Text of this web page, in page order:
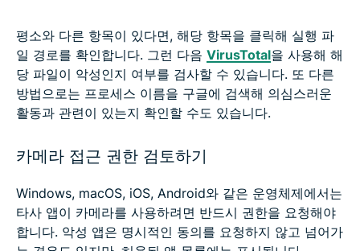
평소와 다른 항목이 있다면, 해당 항목을 클릭해 실행 파
일 경로를 확인합니다. 그런 다음 VirusTotal을 사용해 해
당 파일이 악성인지 여부를 검사할 수 있습니다. 또 다른
방법으로는 프로세스 이름을 구글에 검색해 의심스러운
활동과 관련이 있는지 확인할 수도 있습니다.
카메라 접근 권한 검토하기
Windows, macOS, iOS, Android와 같은 운영체제에서는
타사 앱이 카메라를 사용하려면 반드시 권한을 요청해야
합니다. 악성 앱은 명시적인 동의를 요청하지 않고 넘어가